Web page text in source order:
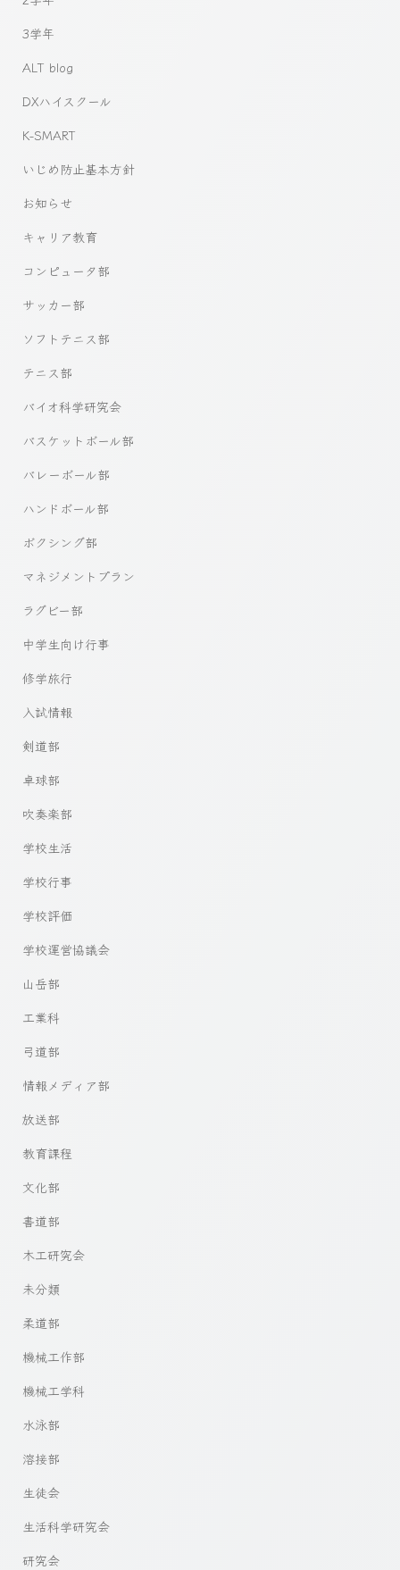
3学年
ALT blog
DXハイスクール
K-SMART
いじめ防止基本方針
お知らせ
キャリア教育
コンピュータ部
サッカー部
ソフトテニス部
テニス部
バイオ科学研究会
バスケットボール部
バレーボール部
ハンドボール部
ボクシング部
マネジメントプラン
ラグビー部
中学生向け行事
修学旅行
入試情報
剣道部
卓球部
吹奏楽部
学校生活
学校行事
学校評価
学校運営協議会
山岳部
工業科
弓道部
情報メディア部
放送部
教育課程
文化部
書道部
木工研究会
未分類
柔道部
機械工作部
機械工学科
水泳部
溶接部
生徒会
生活科学研究会
研究会